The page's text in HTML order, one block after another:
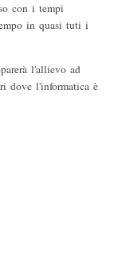
con i tempi
in quasi tuti i
l'allievo ad
dove l'informatica è